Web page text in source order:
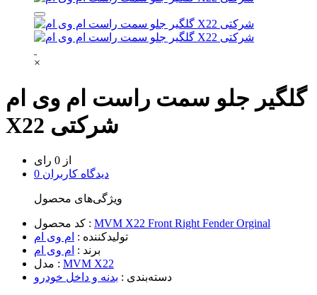
×
گلگیر جلو سمت راست ام وی ام
X22 شرکتی
از 0 رای
0 دیدگاه کاربران
ویژگی‌های محصول
کد محصول : MVM X22 Front Right Fender Orginal
تولیدکننده : ام وی ام
برند : ام وی ام
مدل : MVM X22
دسته‌بندی : بدنه و داخل خودرو